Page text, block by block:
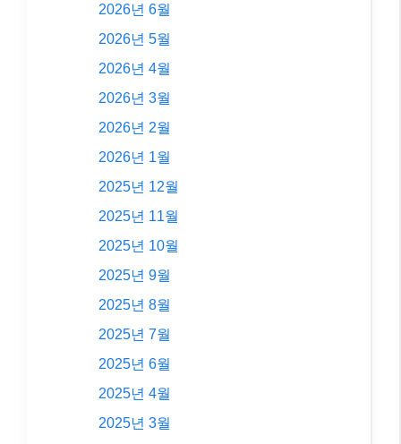
2026년 6월
2026년 5월
2026년 4월
2026년 3월
2026년 2월
2026년 1월
2025년 12월
2025년 11월
2025년 10월
2025년 9월
2025년 8월
2025년 7월
2025년 6월
2025년 4월
2025년 3월